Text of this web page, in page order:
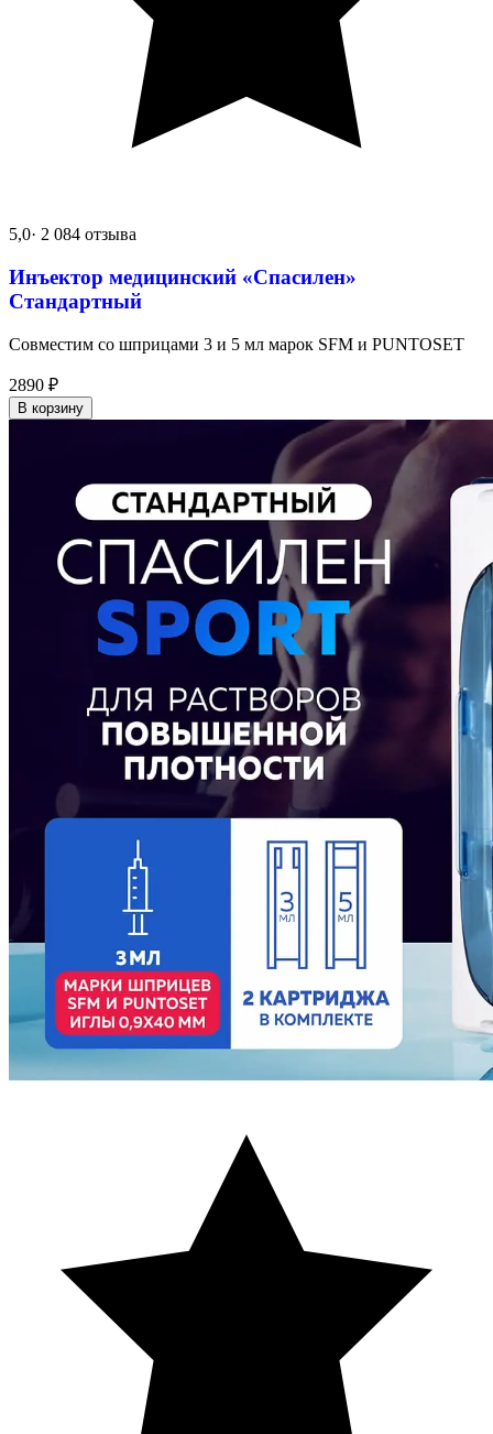
5,0· 2 084 отзыва
Инъектор медицинский «Спасилен»
Стандартный
Совместим со шприцами 3 и 5 мл марок SFM и PUNTOSET
2890 ₽
В корзину